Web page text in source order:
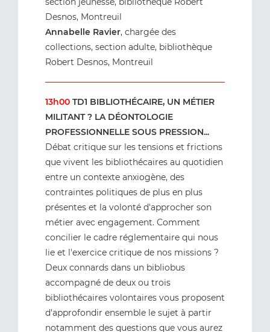
Desnos, Montreuil
Annabelle Ravier, chargée des
collections, section adulte, bibliothèque
Robert Desnos, Montreuil
13h00 TD1 BIBLIOTHÉCAIRE, UN MÉTIER
MILITANT ? LA DÉONTOLOGIE
PROFESSIONNELLE SOUS PRESSION...
Débat critique sur les tensions et frictions
que vivent les bibliothécaires au quotidien
entre un contexte anxiogène, des
contraintes politiques de plus en plus
présentes et la volonté d'approcher son
métier avec engagement. Comment
concilier le cadre réglementaire qui nous
lie et l'exercice critique de nos missions ?
Deux connards dans un bibliobus
accompagné de deux ou trois
bibliothécaires volontaires vous proposent
d'approfondir ensemble le sujet à partir
notamment des questions que vous aurez